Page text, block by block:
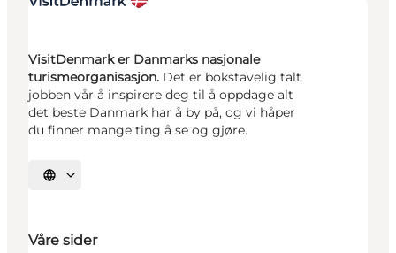
VisitDenmark er Danmarks nasjonale
turismeorganisasjon. Det er bokstavelig talt
jobben vår å inspirere deg til å oppdage alt
det beste Danmark har å by på, og vi håper
du finner mange ting å se og gjøre.
Velg språk
Våre sider